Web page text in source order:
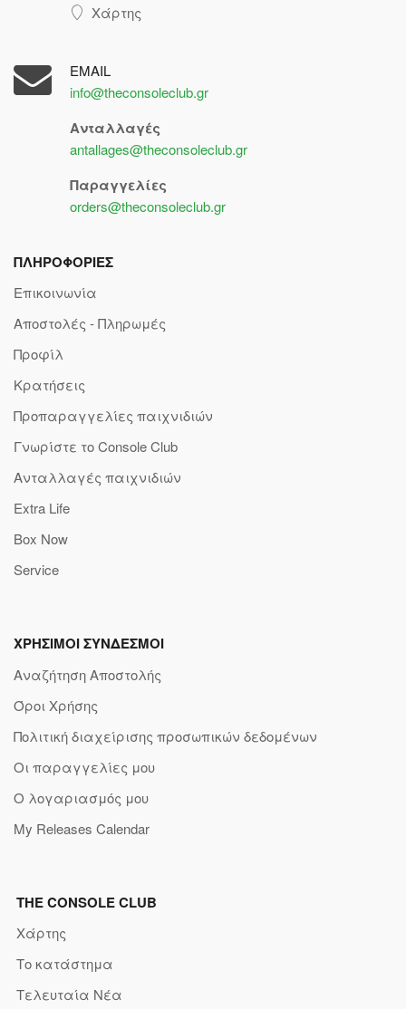
Χάρτης
EMAIL
info@theconsoleclub.gr
Ανταλλαγές
antallages@theconsoleclub.gr
Παραγγελίες
orders@theconsoleclub.gr
ΠΛΗΡΟΦΟΡΙΕΣ
Επικοινωνία
Αποστολές - Πληρωμές
Προφίλ
Κρατήσεις
Προπαραγγελίες παιχνιδιών
Γνωρίστε το Console Club
Ανταλλαγές παιχνιδιών
Extra Life
Box Now
Service
ΧΡΗΣΙΜΟΙ ΣΥΝΔΕΣΜΟΙ
Αναζήτηση Αποστολής
Όροι Χρήσης
Πολιτική διαχείρισης προσωπικών δεδομένων
Οι παραγγελίες μου
Ο λογαριασμός μου
My Releases Calendar
THE CONSOLE CLUB
Χάρτης
Το κατάστημα
Τελευταία Νέα